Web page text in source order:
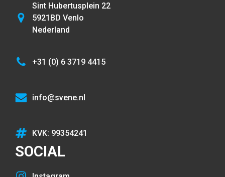
Sint Hubertusplein 22
5921BD Venlo
Nederland
+31 (0) 6 3719 4415
info@svene.nl
KVK: 99354241
SOCIAL